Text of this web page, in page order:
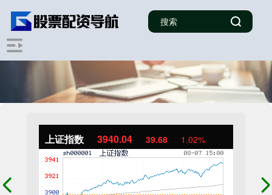
上证指数 3940.04 39.68 1.02%